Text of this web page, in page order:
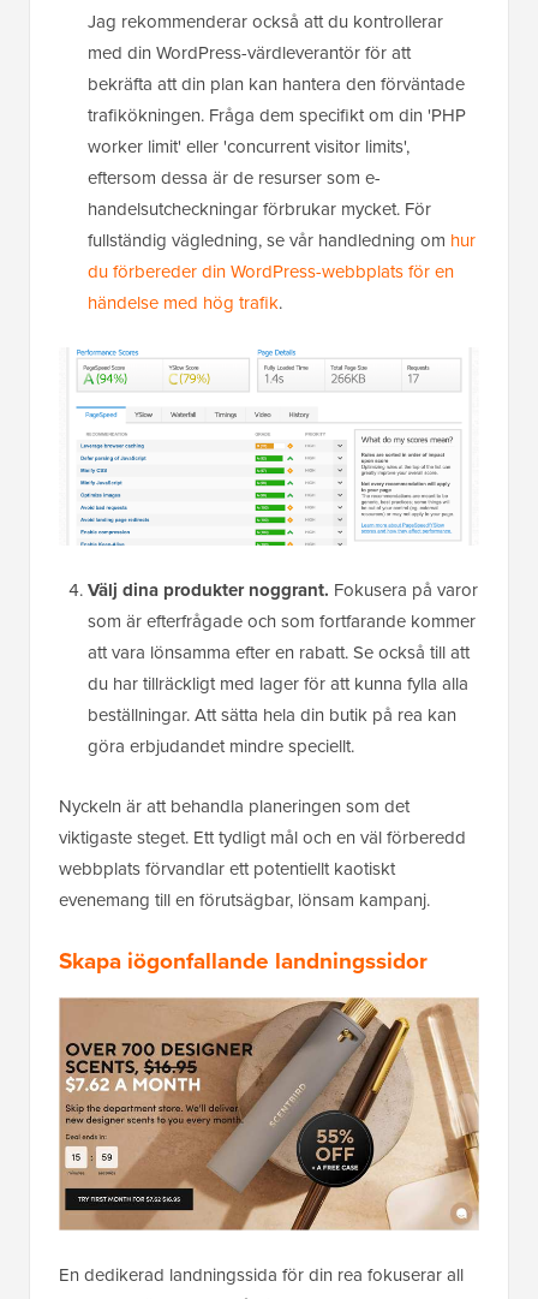
Jag rekommenderar också att du kontrollerar
med din WordPress-värdleverantör för att
bekräfta att din plan kan hantera den förväntade
trafikökningen. Fråga dem specifikt om din 'PHP
worker limit' eller 'concurrent visitor limits',
eftersom dessa är de resurser som e-
handelsutcheckningar förbrukar mycket. För
fullständig vägledning, se vår handledning om hur
du förbereder din WordPress-webbplats för en
händelse med hög trafik.
Välj dina produkter noggrant. Fokusera på varor
som är efterfrågade och som fortfarande kommer
att vara lönsamma efter en rabatt. Se också till att
du har tillräckligt med lager för att kunna fylla alla
beställningar. Att sätta hela din butik på rea kan
göra erbjudandet mindre speciellt.
Nyckeln är att behandla planeringen som det
viktigaste steget. Ett tydligt mål och en väl förberedd
webbplats förvandlar ett potentiellt kaotiskt
evenemang till en förutsägbar, lönsam kampanj.
Skapa iögonfallande landningssidor
En dedikerad landningssida för din rea fokuserar all